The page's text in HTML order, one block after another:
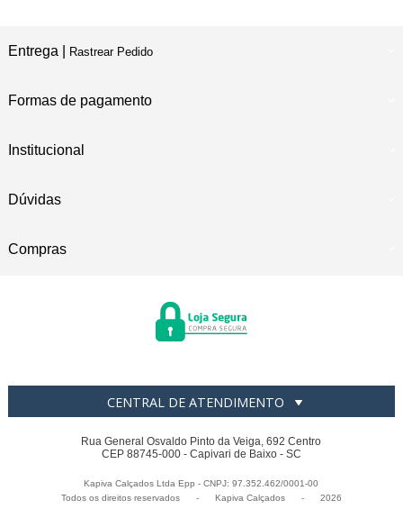
Entrega | Rastrear Pedido
Formas de pagamento
Institucional
Dúvidas
Compras
CENTRAL DE ATENDIMENTO
Rua General Osvaldo Pinto da Veiga, 692 Centro
CEP 88745-000 - Capivari de Baixo - SC
Kapiva Calçados Ltda Epp - CNPJ: 97.352.462/0001-00
Todos os direitos reservados
- Kapiva Calçados - 2026